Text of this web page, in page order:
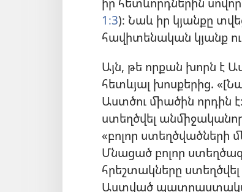
1։3)։ Նաև իր կյանքը
հավիտենական կյանք
Այն, թե որքան խորն է
հետևյալ խոսքերից.
Աստծու միածին որդին
ստեղծվել
«բոլոր ստեղծվածների
Մնացած բոլոր
հրեշտակները
Աստված